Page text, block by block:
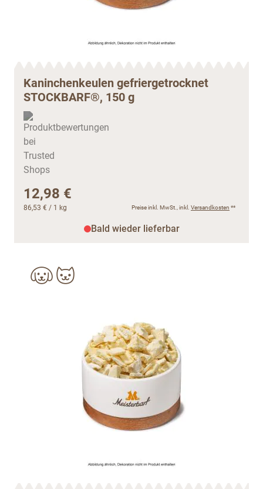
Kaninchenkeulen gefriergetrocknet
STOCKBARF®, 150 g
12,98 €
86,53 € / 1 kg Preise inkl. MwSt., inkl. Versandkosten **
Bald wieder lieferbar